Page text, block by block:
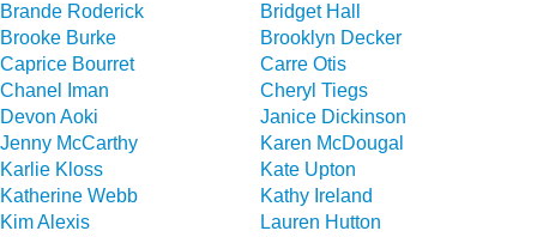
Brande Roderick
Bridget Hall
Brooke Burke
Brooklyn Decker
Caprice Bourret
Carre Otis
Chanel Iman
Cheryl Tiegs
Devon Aoki
Janice Dickinson
Jenny McCarthy
Karen McDougal
Karlie Kloss
Kate Upton
Katherine Webb
Kathy Ireland
Kim Alexis
Lauren Hutton